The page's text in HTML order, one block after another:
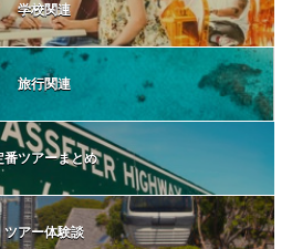
学校関連
旅行関連
番ツアーまとめ
ツアー体験談